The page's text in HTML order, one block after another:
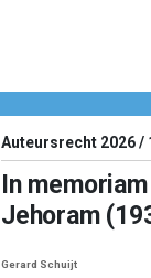
Auteursrecht 2026 /
In
Jehoram
Gerard Schuijt